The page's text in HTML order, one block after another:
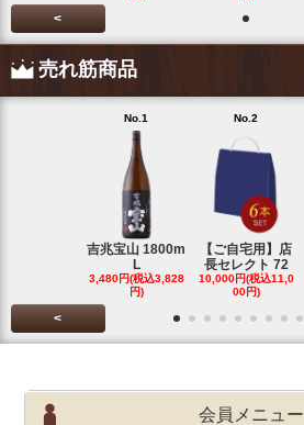
<
売れ筋商品
No.1
吉兆宝山 1800m
L
3,480円(税込3,828
円)
No.2
【ご自宅用】店
長セレクト 72
10,000円(税込11,0
00円)
<
会員メニュー